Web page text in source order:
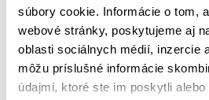
súbory cookie. Informácie o tom,
webové stránky, poskytujeme aj
oblasti sociálnych médií, inzercie
môžu príslušné informácie
údajmi, ktoré ste im poskytli
MOHLO BY